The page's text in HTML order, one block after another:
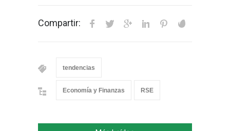
Compartir:
tendencias
Economía y Finanzas RSE